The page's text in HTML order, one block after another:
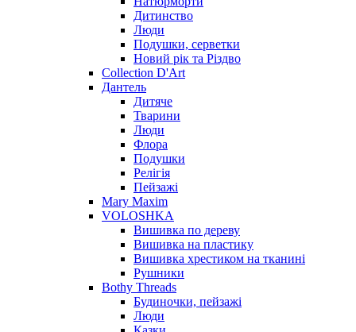
Дитинство
Люди
Подушки, серветки
Новий рік та Різдво
Collection D'Art
Дантель
Дитяче
Тварини
Люди
Флора
Подушки
Релігія
Пейзажі
Mary Maxim
VOLOSHKA
Вишивка по дереву
Вишивка на пластику
Вишивка хрестиком на тканині
Рушники
Bothy Threads
Будиночки, пейзажі
Люди